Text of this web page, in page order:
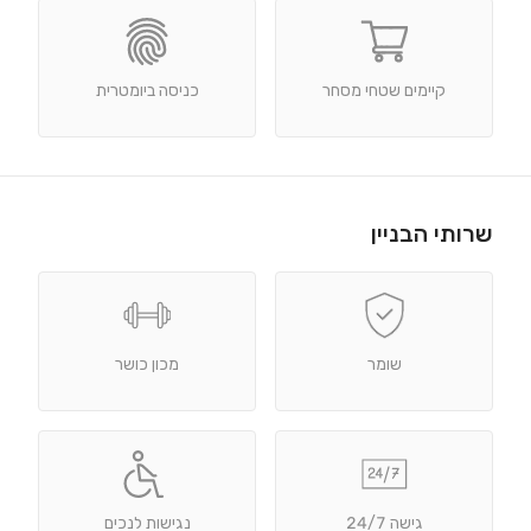
קיימים שטחי מסחר כניסה ביומטרית
שרותי הבניין
שומר מכון כושר
גישה 24/7 נגישות לנכים